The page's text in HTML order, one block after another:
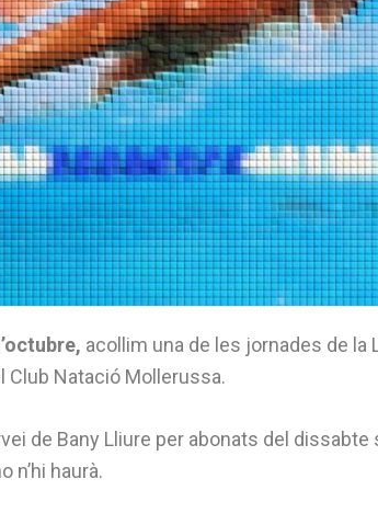
acollim una de les jornades de la
Club Natació Mollerussa.
de Bany Lliure per abonats del
n’hi haurà.